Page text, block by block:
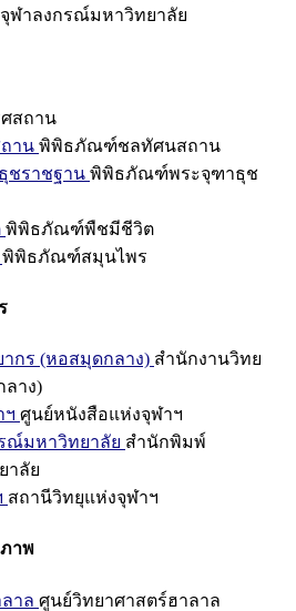
ฬาลงกรณ์มหาวิทยาลัย
สถาน
าน พิพิธภัณฑ์ชลทัศนสถาน
ราชฐาน พิพิธภัณฑ์พระจุฑาธุช
พิพิธภัณฑ์พืชมีชีวิต
พิพิธภัณฑ์สมุนไพร
กร (หอสมุดกลาง) สำนักงานวิทย
าง)
ฯ ศูนย์หนังสือแห่งจุฬาฯ
ณ์มหาวิทยาลัย สำนักพิมพ์
าลัย
สถานีวิทยุแห่งจุฬาฯ
าพ
าล ศูนย์วิทยาศาสตร์ฮาลาล